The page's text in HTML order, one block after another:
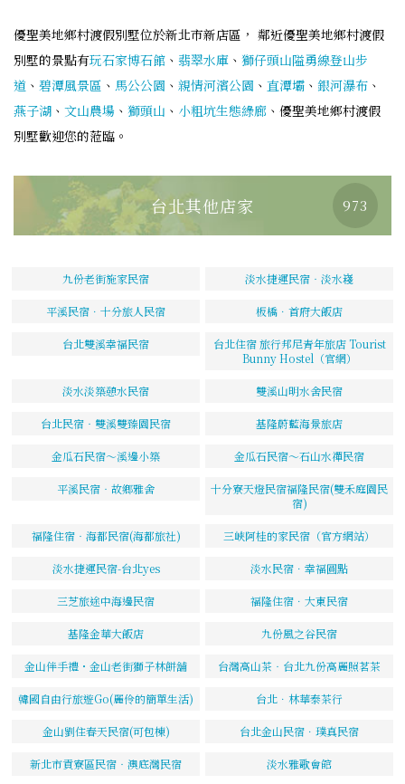
優聖美地鄉村渡假別墅位於新北市新店區， 鄰近優聖美地鄉村渡假
別墅的景點有玩石家博石館 、 翡翠水庫 、 獅仔頭山隘勇線登山步
道 、 碧潭風景區 、 馬公公園 、 親情河濱公園 、 直潭壩 、 銀河瀑布 、
燕子湖 、 文山農場 、 獅頭山 、 小粗坑生態綠廊 、優聖美地鄉村渡假
別墅歡迎您的蒞臨。
台北其他店家 973
九份老街施家民宿 淡水捷運民宿‧淡水嶘
平溪民宿．十分旅人民宿 板橋．首府大飯店
台北雙溪幸福民宿
台北住宿 旅行邦尼青年旅店 Tourist
Bunny Hostel（官網）
淡水淡築憩水民宿 雙溪山明水舍民宿
台北民宿‧雙溪雙臻園民宿 基隆蔚藍海景旅店
金瓜石民宿～溪邊小築 金瓜石民宿～石山水禪民宿
平溪民宿‧故鄉雅舍
十分寮天燈民宿福隆民宿(雙禾庭園民
宿)
福隆住宿‧海都民宿(海都旅社) 三峽阿桂的家民宿（官方網站）
淡水捷運民宿-台北yes 淡水民宿．幸福圓點
三芝旅途中海邊民宿 福隆住宿．大東民宿
基隆金華大飯店 九份風之谷民宿
金山伴手禮・金山老街獅子林餅舖 台灣高山茶‧台北九份高麗照茗茶
韓國自由行旅遊Go(麗伶的簡單生活) 台北．林華泰茶行
金山劉住春天民宿(可包棟) 台北金山民宿．璞真民宿
新北市貢寮區民宿‧澳底灣民宿 淡水雅歌會館